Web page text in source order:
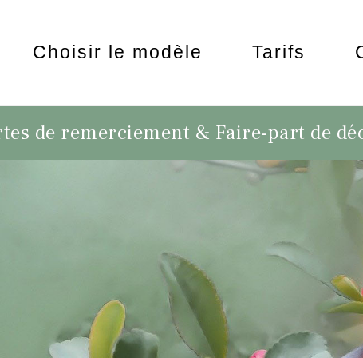
Choisir le modèle Tarifs
de remerciement & Faire-part de